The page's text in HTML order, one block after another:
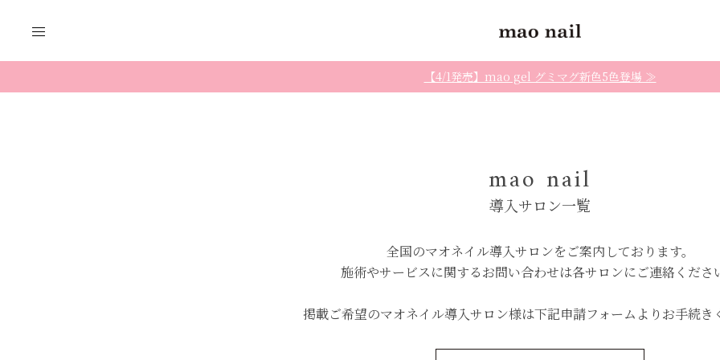
ツ
mao nail
導入サロン一覧
全国のマオネイル導入サロンをご案内しております。
施術やサービスに関するお問い合わせは各サロンにご連絡くださ
掲載ご希望のマオネイル導入サロン様は下記申請フォームよりお手続き
【4/1発売】mao gel グミマグ新色5色登場 ≫